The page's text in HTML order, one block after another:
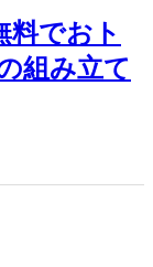
料でおト
組み立て